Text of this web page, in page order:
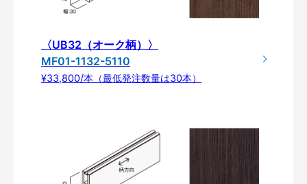
〈UB32（オーク柄）〉
MF01-1132-5110
¥33,800/本（最低発注数量は30本）